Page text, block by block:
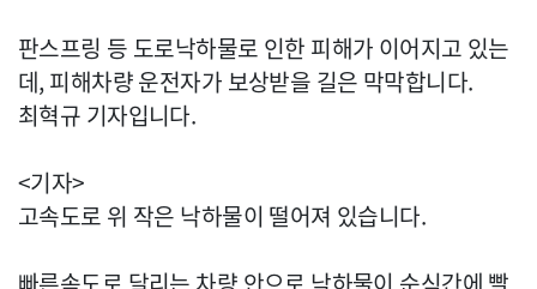
판스프링 등 도로낙하물로 인한 피해가 이어지고 있는
데, 피해차량 운전자가 보상받을 길은 막막합니다.
최혁규 기자입니다.
<기자>
고속도로 위 작은 낙하물이 떨어져 있습니다.